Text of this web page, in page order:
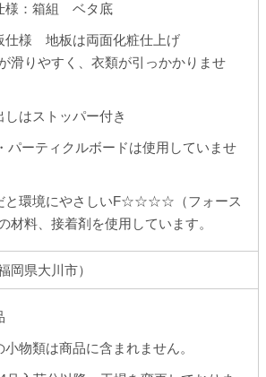
様：箱組 ベタ底
仕様 地板は両面化粧仕上げ
滑りやすく、衣類が引っかかりませ
しはストッパー付き
パーティクルボードは使用していませ
と環境にやさしいF☆☆☆☆（フォース
材料、接着剤を使用しています。
岡県大川市）
小物類は商品に含まれません。